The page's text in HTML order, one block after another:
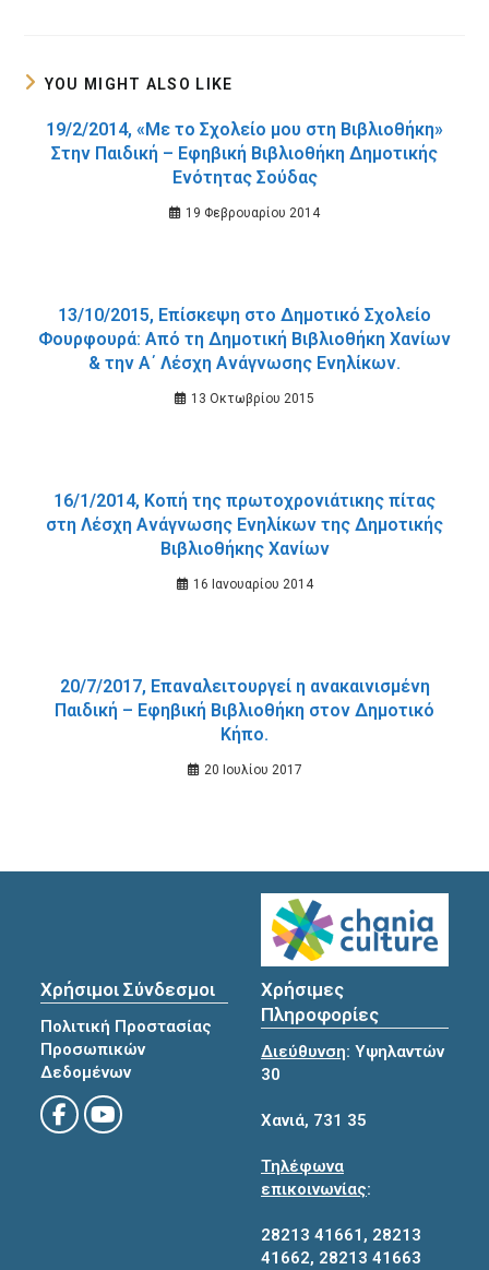
YOU MIGHT ALSO LIKE
19/2/2014, «Με το Σχολείο μου στη Βιβλιοθήκη»
Στην Παιδική – Εφηβική Βιβλιοθήκη Δημοτικής
Ενότητας Σούδας
19 Φεβρουαρίου 2014
13/10/2015, Επίσκεψη στο Δημοτικό Σχολείο
Φουρφουρά: Από τη Δημοτική Βιβλιοθήκη Χανίων
& την Α΄ Λέσχη Ανάγνωσης Ενηλίκων.
13 Οκτωβρίου 2015
16/1/2014, Κοπή της πρωτοχρονιάτικης πίτας
στη Λέσχη Ανάγνωσης Ενηλίκων της Δημοτικής
Βιβλιοθήκης Χανίων
16 Ιανουαρίου 2014
20/7/2017, Επαναλειτουργεί η ανακαινισμένη
Παιδική – Εφηβική Βιβλιοθήκη στον Δημοτικό
Κήπο.
20 Ιουλίου 2017
Χρήσιμοι Σύνδεσμοι
Πολιτική Προστασίας
Προσωπικών
Δεδομένων
Χρήσιμες
Πληροφορίες
Διεύθυνση: Υψηλαντών
30
Χανιά, 731 35
Τηλέφωνα
επικοινωνίας:
28213 41661 , 28213
41662, 28213 41663